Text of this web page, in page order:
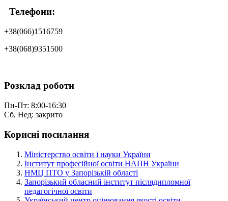
Телефони:
+38(066)1516759
+38(068)9351500
Розклад роботи
Пн-Пт: 8:00-16:30
Сб, Нед: закрито
Корисні посилання
Міністерство освіти і науки України
Інститут професійної освіти НАПН України
НМЦ ПТО у Запорізькій області
Запорізький обласний інститут післядипломної
педагогічної освіти